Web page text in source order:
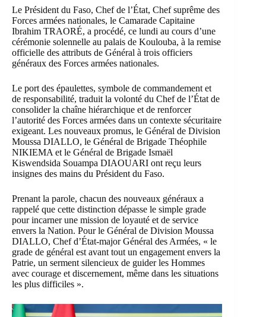
Le Président du Faso, Chef de l’État, Chef suprême des
Forces armées nationales, le Camarade Capitaine
Ibrahim TRAORÉ, a procédé, ce lundi au cours d’une
cérémonie solennelle au palais de Koulouba, à la remise
officielle des attributs de Général à trois officiers
généraux des Forces armées nationales.
Le port des épaulettes, symbole de commandement et
de responsabilité, traduit la volonté du Chef de l’État de
consolider la chaîne hiérarchique et de renforcer
l’autorité des Forces armées dans un contexte sécuritaire
exigeant. Les nouveaux promus, le Général de Division
Moussa DIALLO, le Général de Brigade Théophile
NIKIEMA et le Général de Brigade Ismaël
Kiswendsida Souampa DIAOUARI ont reçu leurs
insignes des mains du Président du Faso.
Prenant la parole, chacun des nouveaux généraux a
rappelé que cette distinction dépasse le simple grade
pour incarner une mission de loyauté et de service
envers la Nation. Pour le Général de Division Moussa
DIALLO, Chef d’État-major Général des Armées, « le
grade de général est avant tout un engagement envers la
Patrie, un serment silencieux de guider les Hommes
avec courage et discernement, même dans les situations
les plus difficiles ».